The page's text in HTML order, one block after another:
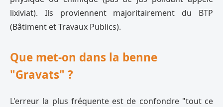
lixiviat). Ils proviennent majoritairement du BTP
(Bâtiment et Travaux Publics).
Que met-on dans la benne
"Gravats" ?
L'erreur la plus fréquente est de confondre "tout ce